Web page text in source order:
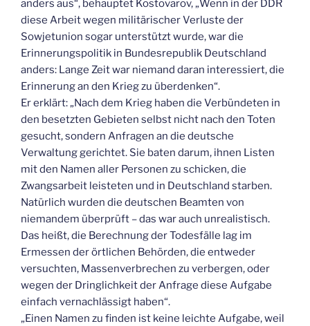
anders aus“, behauptet Kostovarov, „Wenn in der DDR
diese Arbeit wegen militärischer Verluste der
Sowjetunion sogar unterstützt wurde, war die
Erinnerungspolitik in Bundesrepublik Deutschland
anders: Lange Zeit war niemand daran interessiert, die
Erinnerung an den Krieg zu überdenken“.
Er erklärt: „Nach dem Krieg haben die Verbündeten in
den besetzten Gebieten selbst nicht nach den Toten
gesucht, sondern Anfragen an die deutsche
Verwaltung gerichtet. Sie baten darum, ihnen Listen
mit den Namen aller Personen zu schicken, die
Zwangsarbeit leisteten und in Deutschland starben.
Natürlich wurden die deutschen Beamten von
niemandem überprüft – das war auch unrealistisch.
Das heißt, die Berechnung der Todesfälle lag im
Ermessen der örtlichen Behörden, die entweder
versuchten, Massenverbrechen zu verbergen, oder
wegen der Dringlichkeit der Anfrage diese Aufgabe
einfach vernachlässigt haben“.
„Einen Namen zu finden ist keine leichte Aufgabe, weil